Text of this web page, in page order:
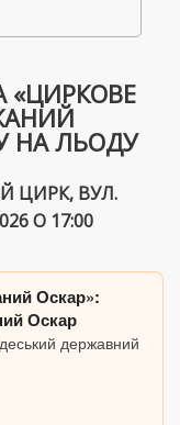
«ЦИРКОВЕ
НА ЛЬОДУ
ЦИРК, ВУЛ.
О 17:00
Оскар»:
Оскар
державний